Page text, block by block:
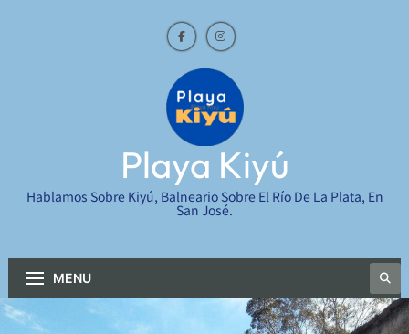
Playa Kiyú
Hablamos Sobre Kiyú, Balneario Sobre El Río De La Plata, En
San José.
MENU